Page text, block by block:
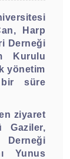
Harp
Derneği
Kurulu
yönetim
süre
ziyaret
Gaziler,
Yunus